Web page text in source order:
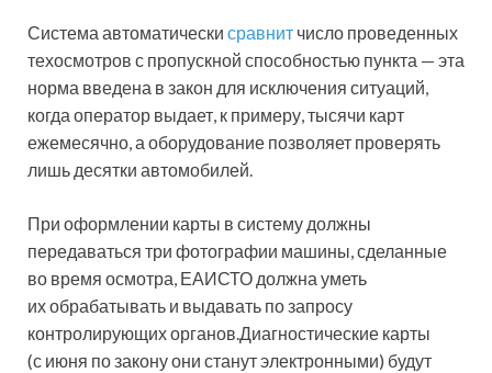
Система автоматически сравнит число проведенных
техосмотров с пропускной способностью пункта — эта
норма введена в закон для исключения ситуаций,
когда оператор выдает, к примеру, тысячи карт
ежемесячно, а оборудование позволяет проверять
лишь десятки автомобилей.
При оформлении карты в систему должны
передаваться три фотографии машины, сделанные
во время осмотра, ЕАИСТО должна уметь
их обрабатывать и выдавать по запросу
контролирующих органов.Диагностические карты
(с июня по закону они станут электронными) будут